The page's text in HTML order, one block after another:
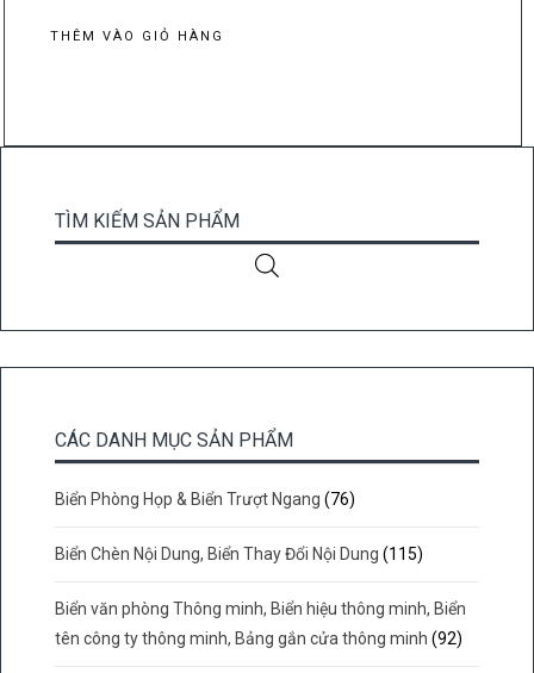
là:
THÊM VÀO GIỎ HÀNG
TÌM KIẾM SẢN PHẨM
CÁC DANH MỤC SẢN PHẨM
Biển Phòng Họp & Biển Trượt Ngang (76)
Biển Chèn Nội Dung, Biển Thay Đổi Nội Dung (115)
Biển văn phòng Thông minh, Biển hiệu thông minh, Biển
tên công ty thông minh, Bảng gắn cửa thông minh (92)